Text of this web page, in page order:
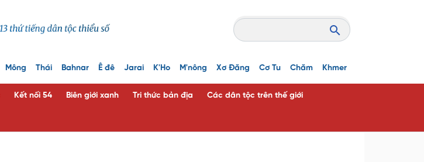
Mông Thái Bahnar Ê đê Jarai K'Ho M'nông Xơ Đăng Cơ Tu Chăm Khmer
Kết nối 54 Biên giới xanh Tri thức bản địa Các dân tộc trên thế giới